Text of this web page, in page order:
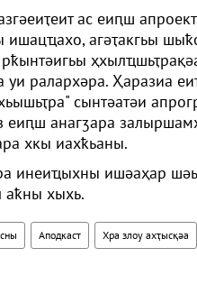
ас еиԥш
ишацҵахо, агәҭакгьы
ралархәра. Ҳаразиа
сынтәатәи
еиԥш анагӡара
хкы иахҟьаны.
инеиҵыхны ишәаҳар
аҟны хыхь.
Аподкаст Хра злоу ахҭысқәа